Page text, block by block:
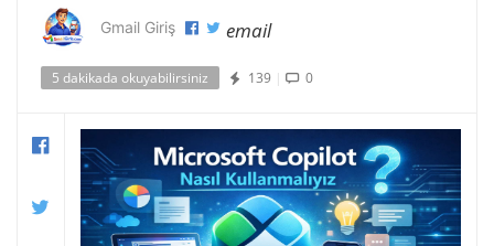
Gmail Giriş email
5 dakikada okuyabilirsiniz 139 | 0